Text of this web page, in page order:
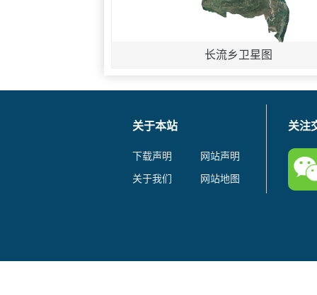
长流乡卫星图
关于本站
下载声明
网站声明
关于我们
网站地图
关注